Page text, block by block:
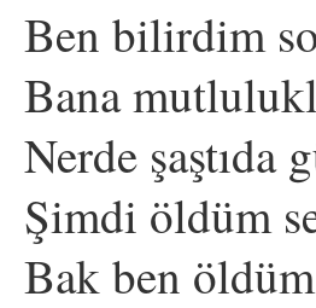
Ben bilirdim
Bana
Nerde şaştıda
Şimdi öldüm
Bak ben